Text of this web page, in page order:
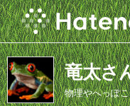
竜太さ
物理やへっぽ